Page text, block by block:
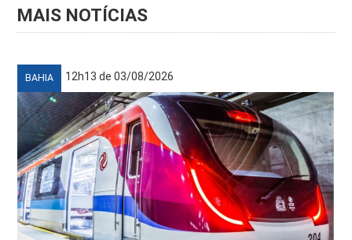
MAIS NOTÍCIAS
BAHIA 12h13 de 03/08/2026